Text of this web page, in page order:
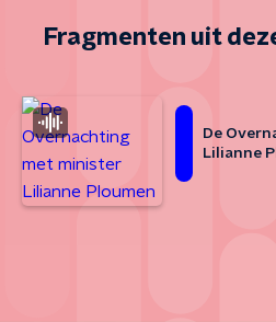
Fragmenten uit
De
Lilianne